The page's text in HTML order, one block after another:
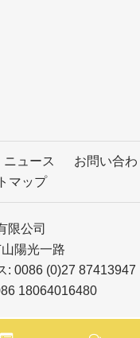
ニュース
お問い合わ
マップ
限公司
陽光一路
: 0086 (0)27 87413947
18064016480